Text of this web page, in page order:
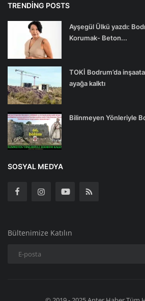
TRENDING POSTS
Ayşegül Ülkü yazdı:
Korumak- Beton...
TOKİ Bodrum’da
ayağa kalktı
Bilinmeyen Yönleriyle
SOSYAL MEDYA
Bültenimize Katılın